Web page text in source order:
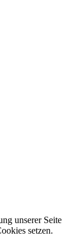
unserer Seite
setzen.